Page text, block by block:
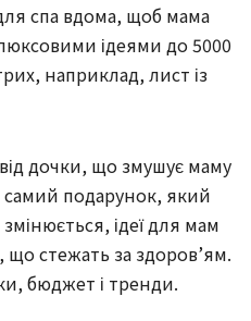
спа вдома, щоб мама
ідеями до 5000
наприклад, лист із
дочки, що змушує маму
самий подарунок, який
ідеї для мам
що стежать за здоров’ям.
бюджет і тренди.